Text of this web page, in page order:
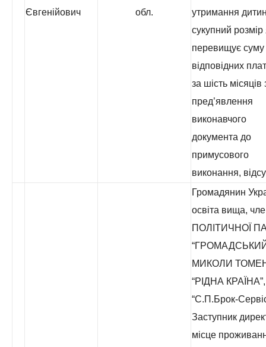
Євгенійович
обл.
утримання
сукупний розмір
перевищує суму
відповідних
за шість місяців
пред’явлення
виконавчого
документа до
примусового
виконання,
Громадянин
освіта вища,
ПОЛІТИЧНОЇ
МИКОЛИ
“РІДНА
“С.П.Брок-
Заступник
місце